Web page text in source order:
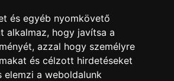
és egyéb nyomkövető
alkalmaz, hogy javítsa a
azzal hogy személyre
és célzott hirdetéseket
elemzi a weboldalunk
képviselő-testület rendkívüli